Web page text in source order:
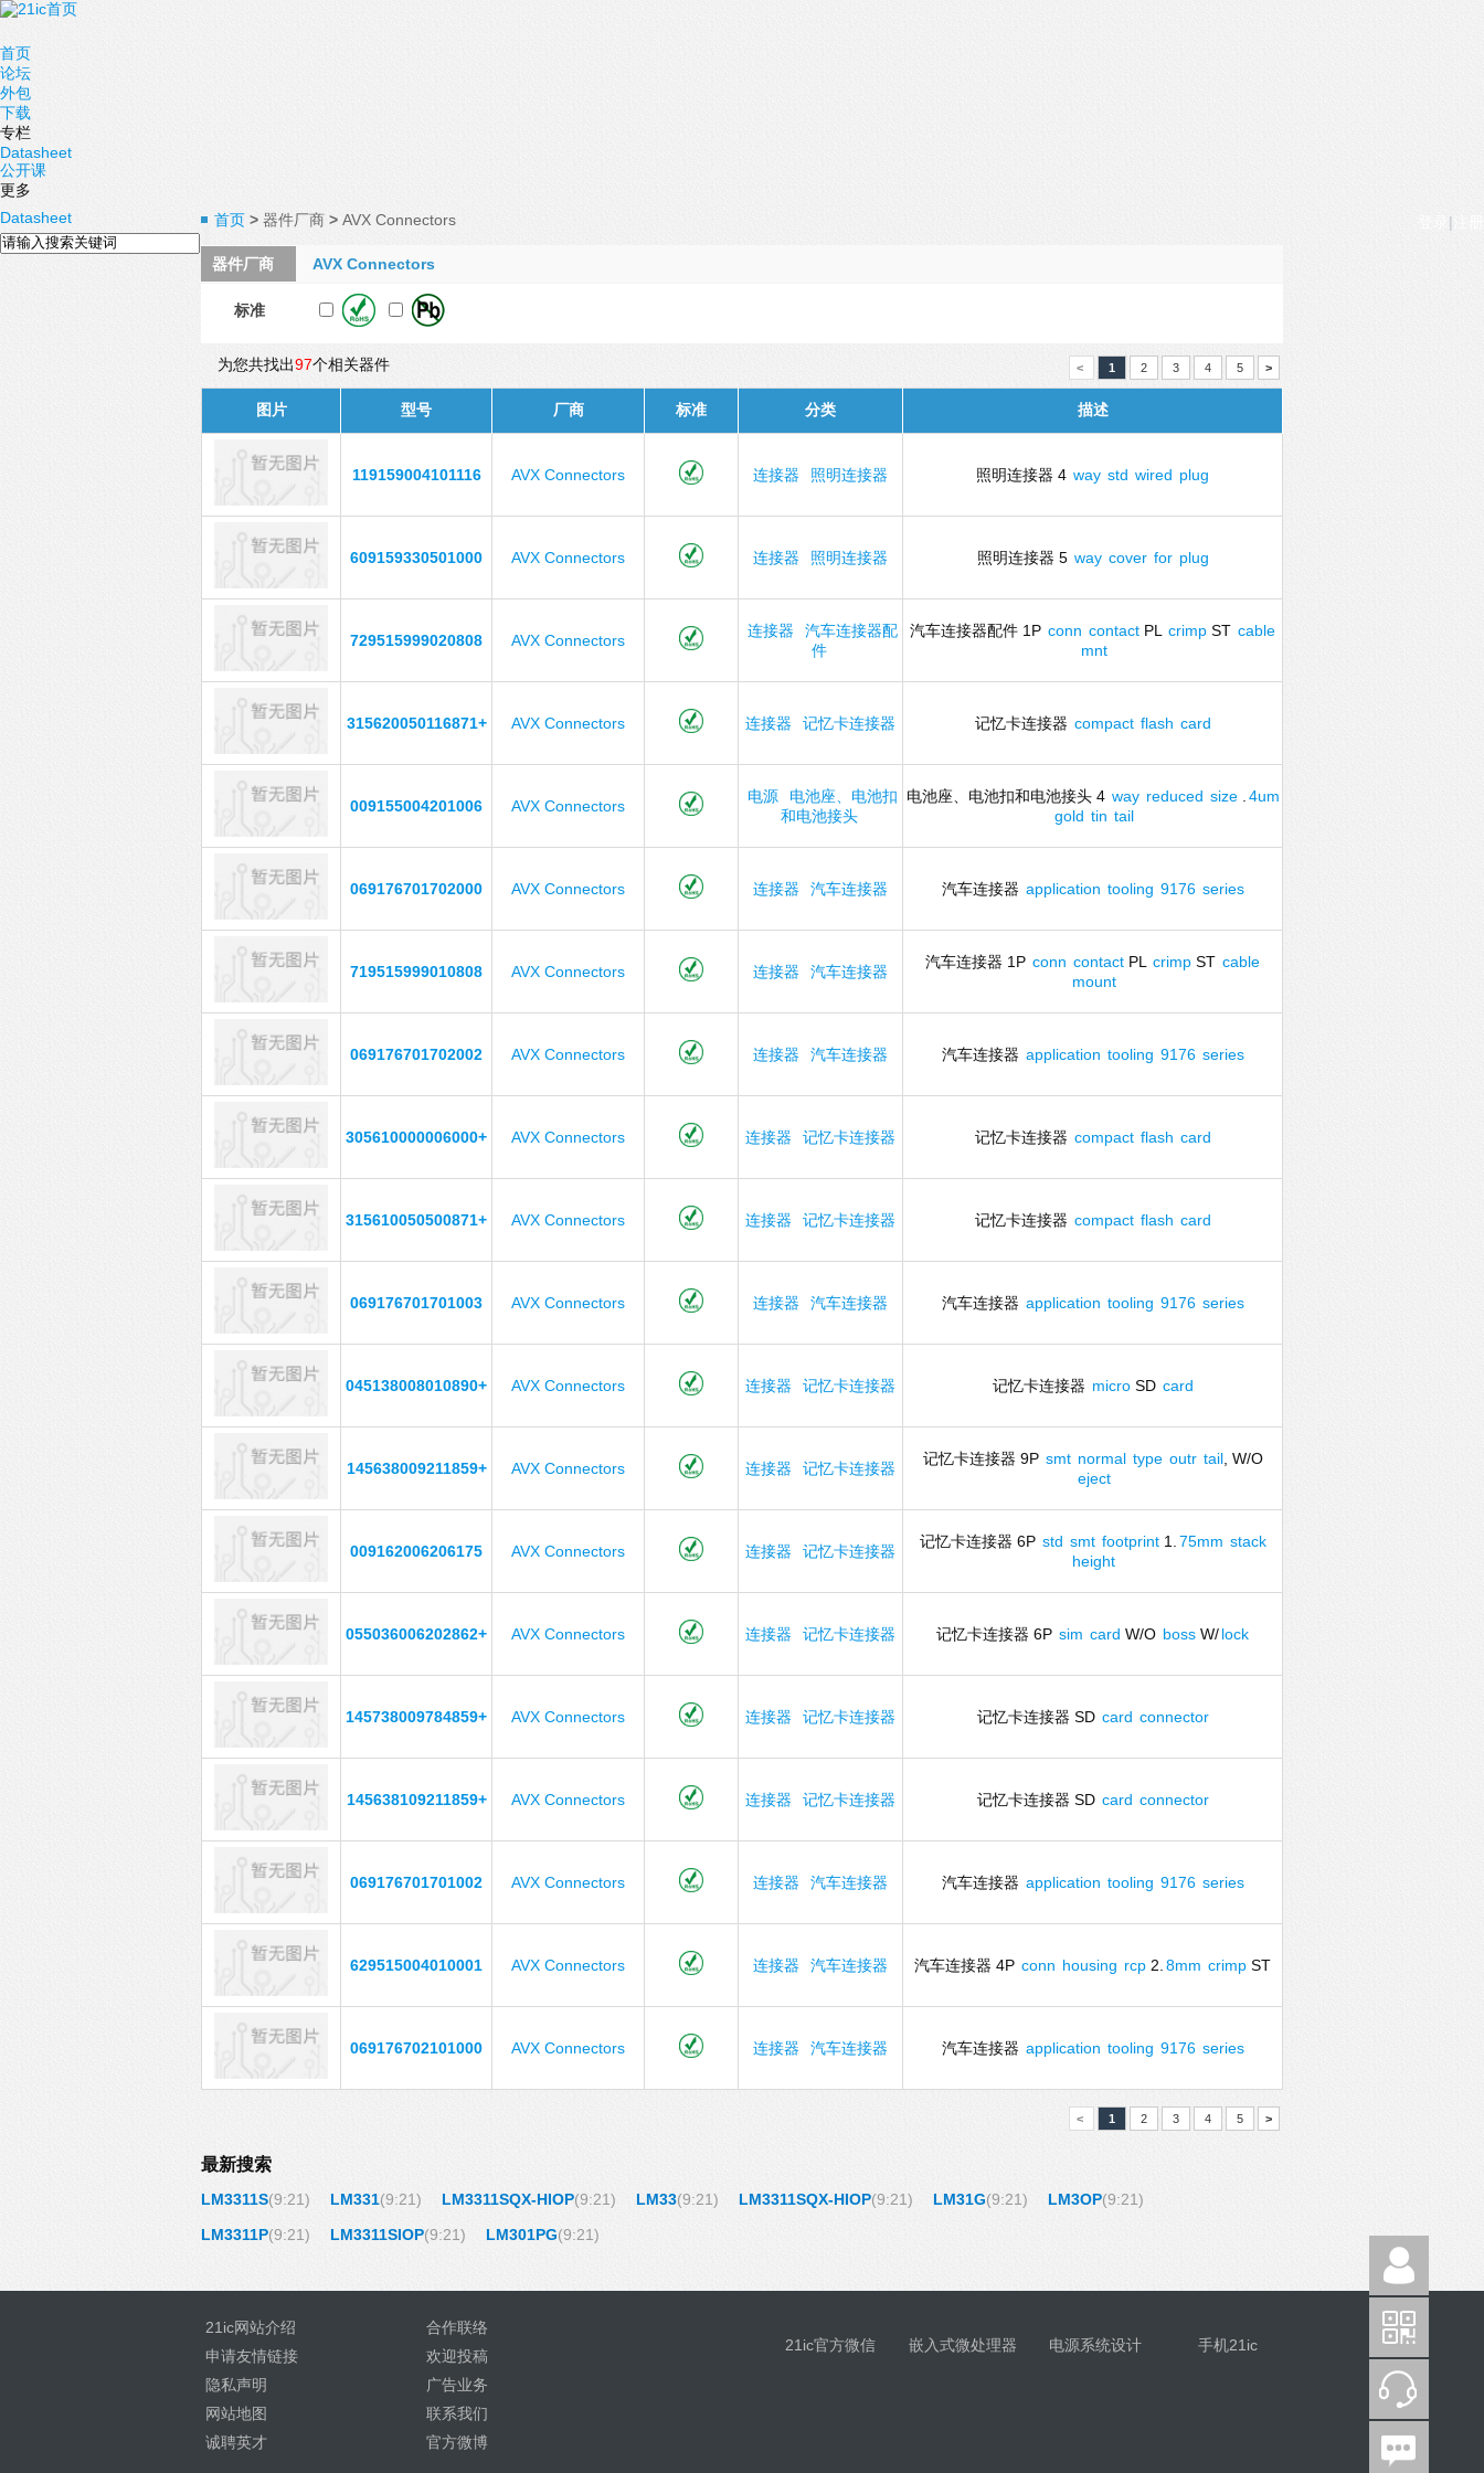
首页
论坛
外包
下载
专栏
Datasheet
公开课
更多
|
Datasheet 首页 > 器件厂商 > AVX Connectors
器件厂商 AVX Connectors
标准
为您共找出97个相关器件 < 1 2 3 4 5 >
图片 型号 厂商 标准 分类 描述
119159004101116 AVX Connectors 连接器 照明连接器 照明连接器 4 way std wired plug
609159330501000 AVX Connectors 连接器 照明连接器 照明连接器 5 way cover for plug
729515999020808 AVX Connectors
连接器
汽车连接器配
件
汽车连接器配件 1P conn contact PL crimp ST cable
mnt
315620050116871+ AVX Connectors 连接器 记忆卡连接器 记忆卡连接器 compact flash card
009155004201006 AVX Connectors
电源
电池座、电池扣
和电池接头
电池座、电池扣和电池接头 4 way reduced size.
4um
gold tin tail
069176701702000 AVX Connectors 连接器 汽车连接器 汽车连接器 application tooling 9176 series
719515999010808 AVX Connectors 连接器 汽车连接器
汽车连接器 1P conn contact PL crimp ST cable
mount
069176701702002 AVX Connectors 连接器 汽车连接器 汽车连接器 application tooling 9176 series
305610000006000+ AVX Connectors 连接器 记忆卡连接器 记忆卡连接器 compact flash card
315610050500871+ AVX Connectors 连接器 记忆卡连接器 记忆卡连接器 compact flash card
069176701701003 AVX Connectors 连接器 汽车连接器 汽车连接器 application tooling 9176 series
045138008010890+ AVX Connectors 连接器 记忆卡连接器 记忆卡连接器 microSD card
145638009211859+ AVX Connectors 连接器 记忆卡连接器
记忆卡连接器 9P smt normal type outr tail, W/O
eject
009162006206175 AVX Connectors 连接器 记忆卡连接器
记忆卡连接器 6P std smt footprint1. 75mm stack
height
055036006202862+ AVX Connectors 连接器 记忆卡连接器 记忆卡连接器 6P sim card W/O boss W/lock
145738009784859+ AVX Connectors 连接器 记忆卡连接器 记忆卡连接器 SD card connector
145638109211859+ AVX Connectors 连接器 记忆卡连接器 记忆卡连接器 SD card connector
069176701701002 AVX Connectors 连接器 汽车连接器 汽车连接器 application tooling 9176 series
629515004010001 AVX Connectors 连接器 汽车连接器 汽车连接器 4P conn housing rcp 2. 8mm crimp ST
069176702101000 AVX Connectors 连接器 汽车连接器 汽车连接器 application tooling 9176 series
< 1 2 3 4 5 >
最新搜索
LM3311S(9:21) LM331(9:21) LM3311SQX-HIOP(9:21) LM33(9:21) LM3311SQX-HIOP(9:21) LM31G(9:21) LM3OP(9:21)
LM3311P(9:21) LM3311SIOP(9:21) LM301PG(9:21)
21ic网站介绍
合作联络
申请友情链接
欢迎投稿
隐私声明
广告业务
网站地图
联系我们
诚聘英才
官方微博
21ic官方微信 嵌入式微处理器 电源系统设计 手机21ic